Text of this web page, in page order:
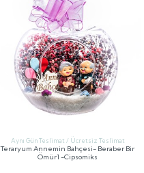
Aynı Gün Teslimat / Ücretsiz Teslimat
Teraryum Annemin Bahçesi- Beraber Bir
Ömür1 -Cipsomiks